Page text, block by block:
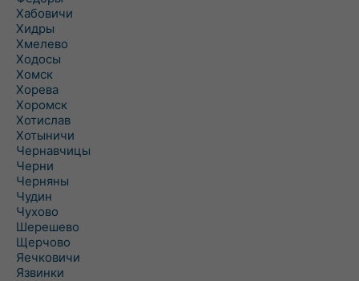
Хабовичи
Хидры
Хмелево
Ходосы
Хомск
Хорева
Хоромск
Хотислав
Хотыничи
Чернавчицы
Черни
Черняны
Чудин
Чухово
Шерешево
Щерчово
Яечковичи
Язвинки